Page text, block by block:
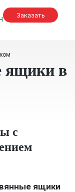
ящики в
с
ящики